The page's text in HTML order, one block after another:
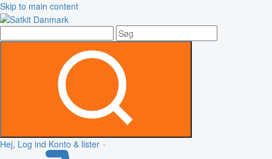
Skip to main content
Hej, Log ind Konto & lister